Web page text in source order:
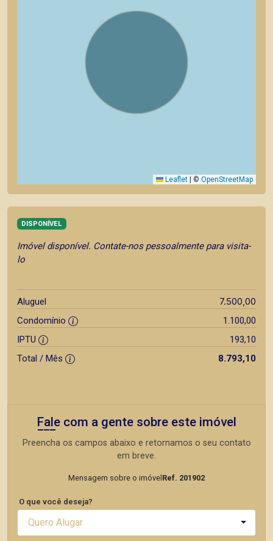
Leaflet © OpenStreetMap
DISPONÍVEL
Imóvel disponível. Contate-nos pessoalmente para visita-
lo
Aluguel 7.500,00
Condomínio
1.100,00
IPTU
193,10
Total / Mês
8.793,10
Fale com a gente sobre este imóvel
Preencha os campos abaixo e retornamos o seu contato
em breve.
Mensagem sobre o imóvel Ref. 201902
O que você deseja?
Quero Alugar